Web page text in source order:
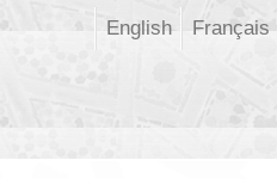
Français
English